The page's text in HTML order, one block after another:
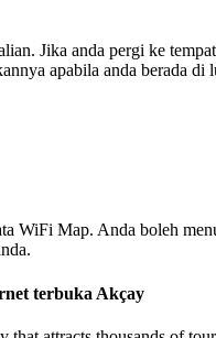
Jika anda pergi ke
apabila anda berada di
WiFi Map. Anda boleh
terbuka Akçay